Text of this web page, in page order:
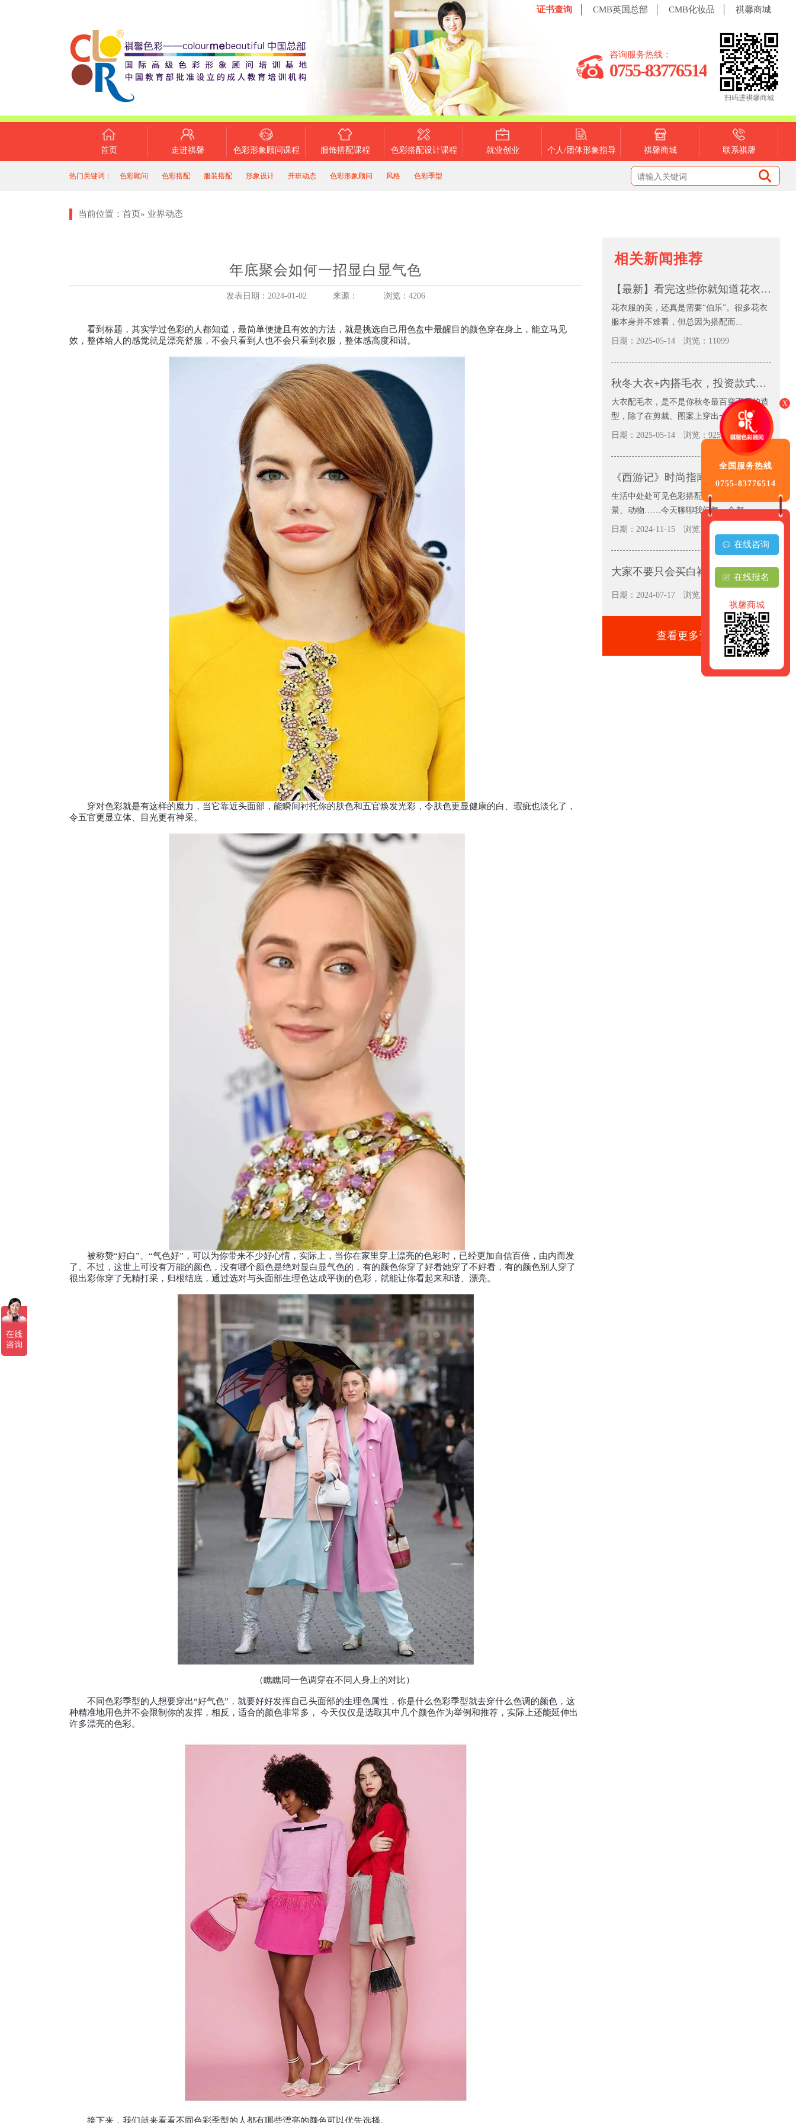
证书查询 CMB英国总部 CMB化妆品 祺馨商城
咨询服务热线：
0755-83776514
扫码进祺馨商城
首页 走进祺馨 色彩形象顾问课程 服饰搭配课程 色彩搭配设计课程 就业创业 个人/团体形象指导 祺馨商城 联系祺馨
热门关键词： 色彩顾问 色彩搭配 服装搭配 形象设计 开班动态 色彩形象顾问 风格 色彩季型
当前位置： 首页» 业界动态
年底聚会如何一招显白显气色
发表日期：2024-01-02 来源： 浏览：4206
看到标题，其实学过色彩的人都知道，最简单便捷且有效的方法，就是挑选自己用色盘中最醒目的颜色穿在身上，能立马见
效，整体给人的感觉就是漂亮舒服，不会只看到人也不会只看到衣服，整体感高度和谐。
穿对色彩就是有这样的魔力，当它靠近头面部，能瞬间衬托你的肤色和五官焕发光彩，令肤色更显健康的白、瑕疵也淡化了，
令五官更显立体、目光更有神采。
被称赞“好白”、“气色好”，可以为你带来不少好心情，实际上，当你在家里穿上漂亮的色彩时，已经更加自信百倍，由内而发
了。不过，这世上可没有万能的颜色，没有哪个颜色是绝对显白显气色的，有的颜色你穿了好看她穿了不好看，有的颜色别人穿了
很出彩你穿了无精打采，归根结底，通过选对与头面部生理色达成平衡的色彩，就能让你看起来和谐、漂亮。
（瞧瞧同一色调穿在不同人身上的对比）
不同色彩季型的人想要穿出“好气色”，就要好好发挥自己头面部的生理色属性，你是什么色彩季型就去穿什么色调的颜色，这
种精准地用色并不会限制你的发挥，相反，适合的颜色非常多， 今天仅仅是选取其中几个颜色作为举例和推荐，实际上还能延伸出
许多漂亮的色彩。
接下来，我们就来看看不同色彩季型的人都有哪些漂亮的颜色可以优先选择。
相关新闻推荐
【最新】看完这些你就知道花衣服可以怎么配，并且兴趣大增
花衣服的美，还真是需要“伯乐”。很多花衣
服本身并不难看，但总因为搭配而...
日期：2025-05-14 浏览：11099
秋冬大衣+内搭毛衣，投资款式不如投资色彩
大衣配毛衣，是不是你秋冬最百穿不厌的造
型，除了在剪裁、图案上穿出一些新...
日期：2025-05-14 浏览：9253
《西游记》时尚指南：师徒四人的服装配色日常穿搭也很美
生活中处处可见色彩搭配，大自然、城市街
景、动物……今天聊聊我们每一个都...
日期：2024-11-15 浏览：11513
大家不要只会买白衬衫呀
日期：2024-07-17 浏览：6262
查看更多资讯+
X
全国服务热线
0755-83776514
在线咨询
在线报名
祺馨商城